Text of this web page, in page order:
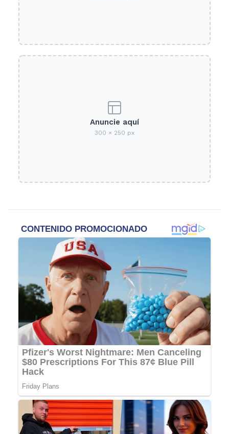
Anuncie aquí
300 × 250 px